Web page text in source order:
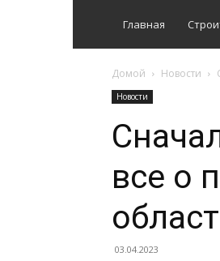
Главная
Домой Новости
Новости
все о
03.04.2023